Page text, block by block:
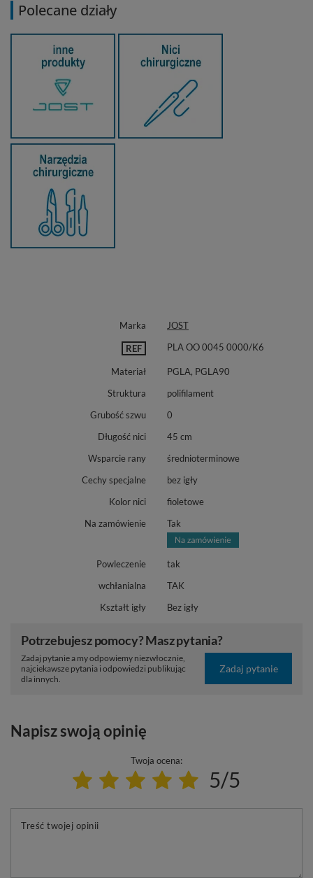
Polecane działy
Marka JOST
REF PLA OO 0045 0000/K6
Materiał
PGLA, PGLA90
Struktura
polifilament
Grubość szwu
0
Długość nici
45 cm
Wsparcie rany
średnioterminowe
Cechy specjalne
bez igły
Kolor nici
fioletowe
Na zamówienie
Tak
Powleczenie
tak
wchłanialna
TAK
Kształt igły
Bez igły
Potrzebujesz pomocy? Masz pytania?
Zadaj pytanie a my odpowiemy niezwłocznie,
najciekawsze pytania i odpowiedzi publikując
dla innych.
Zadaj pytanie
Napisz swoją opinię
Twoja ocena:
5/5
Treść twojej opinii